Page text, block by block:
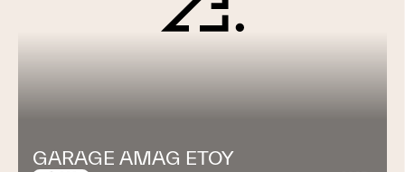
GARAGE AMAG ETOY